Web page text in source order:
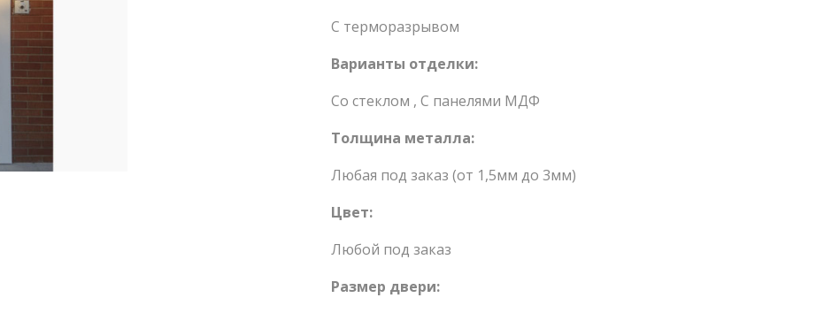
С терморазрывом
Варианты отделки:
Со стеклом , С панелями МДФ
Толщина металла:
Любая под заказ (от 1,5мм до 3мм)
Цвет:
Любой под заказ
Размер двери: